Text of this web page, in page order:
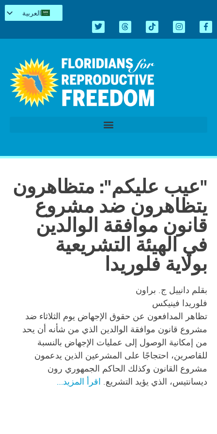
العربية
Español
简体中文
Tiếng Việt
اردو
"عيب عليكم": متظاهرون
يتظاهرون ضد مشروع
قانون موافقة الوالدين
في الهيئة التشريعية
بولاية فلوريدا
بقلم دانييل ج. براون
فلوريدا فينيكس
تظاهر المدافعون عن حقوق الإجهاض يوم الثلاثاء ضد
مشروع قانون موافقة الوالدين الذي من شأنه أن يحد
من إمكانية الوصول إلى عمليات الإجهاض بالنسبة
للقاصرين، احتجاجًا على المشرعين الذين يدعمون
مشروع القانون وكذلك الحاكم الجمهوري رون
ديسانتيس، الذي يؤيد التشريع. اقرأ المزيد…